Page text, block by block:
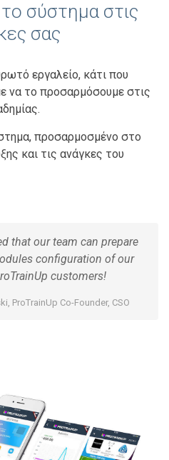
σύστημα στις
σας
εργαλείο, κάτι που
να το προσαρμόσουμε στις
προσαρμοσμένο στο
και τις ανάγκες του
that our team can prepare
configuration of our
customers!
ProTrainUp Co-Founder, CSO